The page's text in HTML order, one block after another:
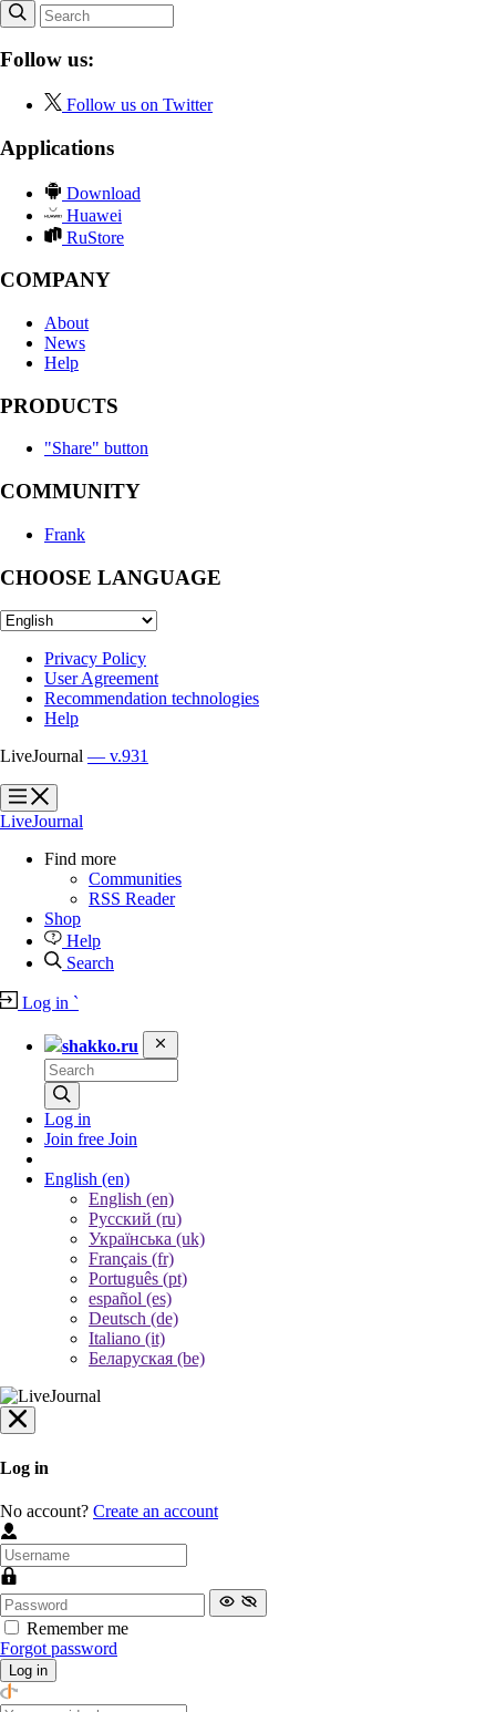
Follow us:
Follow us on Twitter
Applications
Download
Huawei
RuStore
COMPANY
About
News
Help
PRODUCTS
"Share" button
COMMUNITY
Frank
CHOOSE LANGUAGE
Privacy Policy
User Agreement
Recommendation technologies
Help
LiveJournal — v.931
?
?
LiveJournal
Find more
Communities
RSS Reader
Shop
Help
Search
Log in `
shakko.ru
Log in
Join free Join
English (en)
English (en)
Русский (ru)
Українська (uk)
Français (fr)
Português (pt)
español (es)
Deutsch (de)
Italiano (it)
Беларуская (be)
Log in
No account? Create an account
Remember me
Forgot password
Log in